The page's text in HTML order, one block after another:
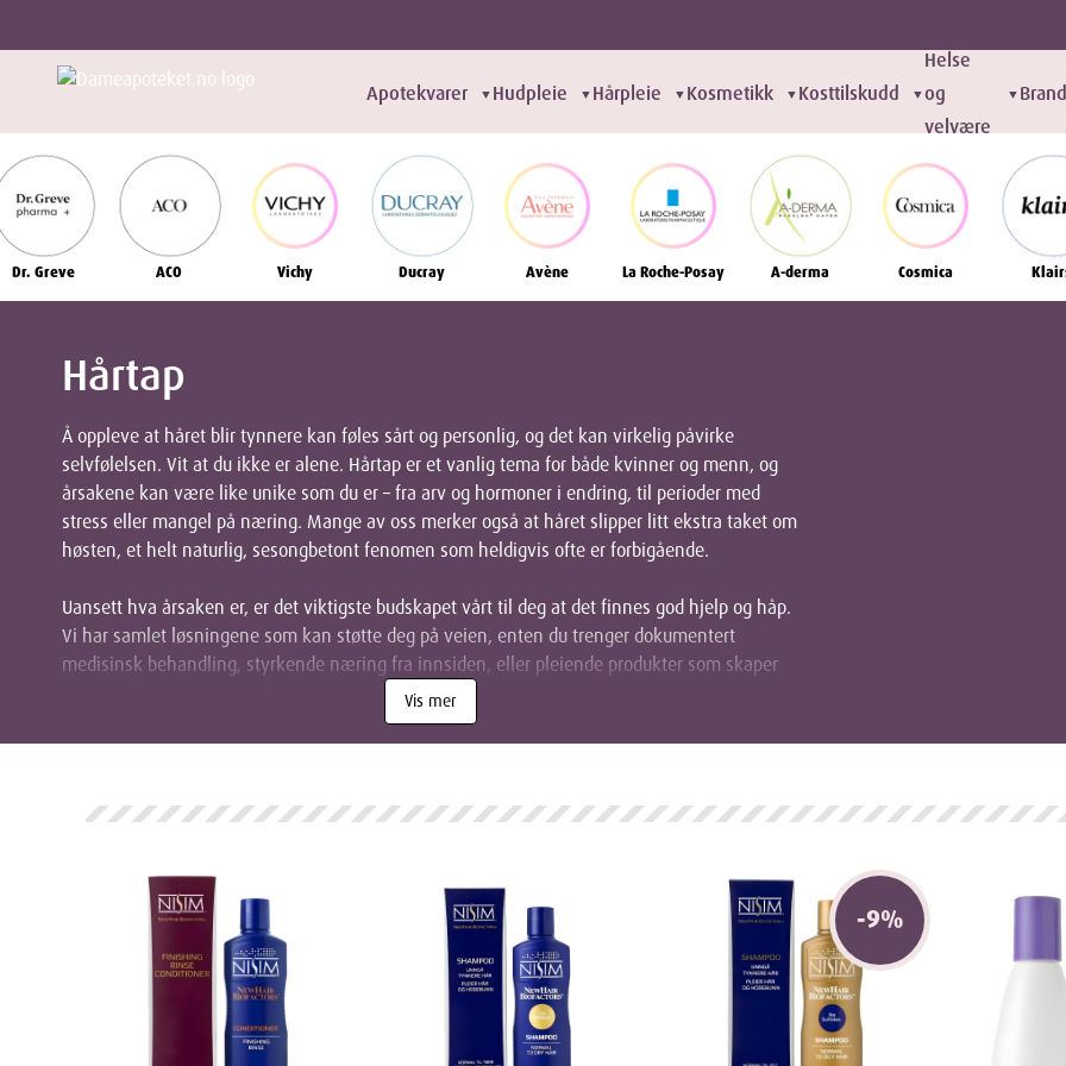
Apotekvarer ▼ Hudpleie ▼ Hårpleie ▼ Kosmetikk ▼ Kosttilskudd ▼
Helse
og
velvære
▼
Dr. Greve ACO Vichy Ducray Avène La Roche-Posay A-derma Cosmica
Hårtap
Å oppleve at håret blir tynnere kan føles sårt og personlig, og det kan virkelig påvirke
selvfølelsen. Vit at du ikke er alene. Hårtap er et vanlig tema for både kvinner og menn, og
årsakene kan være like unike som du er – fra arv og hormoner i endring, til perioder med
stress eller mangel på næring. Mange av oss merker også at håret slipper litt ekstra taket om
høsten, et helt naturlig, sesongbetont fenomen som heldigvis ofte er forbigående.
Uansett hva årsaken er, er det viktigste budskapet vårt til deg at det finnes god hjelp og håp.
Vi har samlet løsningene som kan støtte deg på veien, enten du trenger dokumentert
medisinsk behandling, styrkende næring fra innsiden, eller pleiende produkter som skaper
de beste forutsetningene for en sunn hodebunn.
Finn din vei til et sunnere og fyldigere hår
Vi forstår at din situasjon er unik. Derfor har vi delt inn vårt sortiment slik at du enkelt kan
1. Dokumentert Støtte ved Arvelig Hårtap
Dette er løsningen for deg som opplever den vanligste formen for hårtap (androgen alopeci).
Behandlingen er klinisk dokumentert og kan hjelpe med å bremse prosessen, og for noen
kan den til og med vekke sovende hårsekker til live igjen.
Vis mer
-9%